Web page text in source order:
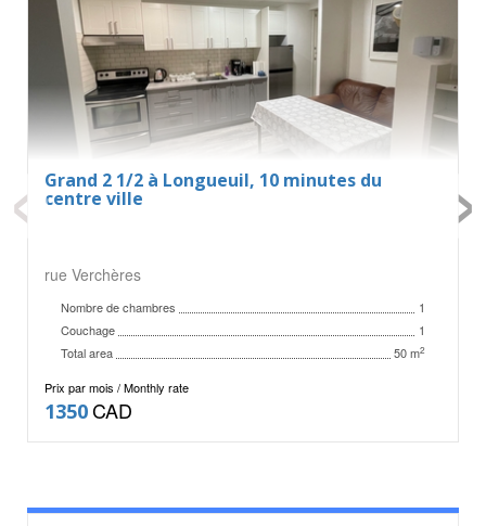
Grand 2 1/2 à Longueuil, 10 minutes du
centre ville
rue Verchères
Nombre de chambres
1
Couchage
1
Total area
50 m2
Prix par mois / Monthly rate
1350CAD
‹ ›